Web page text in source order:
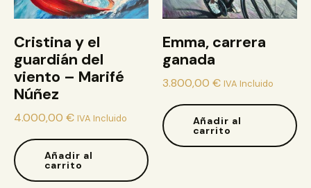
Cristina y el
guardián del
viento – Marifé
Núñez
4.000,00 € IVA Incluido
Añadir al
carrito
Emma, carrera
ganada
3.800,00 € IVA Incluido
Añadir al
carrito